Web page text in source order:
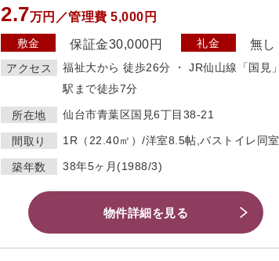
2.7万円／管理費 5,000円
敷金 保証金30,000円 礼金 無し
アクセス
福祉大から 徒歩26分 ・ JR仙山線「国見」
駅まで徒歩7分
所在地 仙台市青葉区国見6丁目38-21
間取り 1R（22.40㎡）/洋室8.5帖,バストイレ同室
築年数 38年5ヶ月(1988/3)
物件詳細を見る